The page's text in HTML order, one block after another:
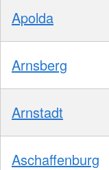
Apolda
Arnsberg
Arnstadt
Aschaffenburg